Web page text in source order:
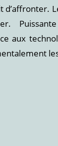
d’affronter.
aux